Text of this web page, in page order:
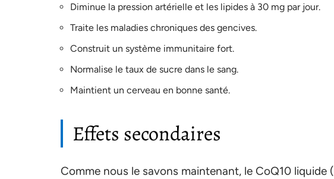
Diminue la pression artérielle et les lipides à 30 mg par jour.
Traite les maladies chroniques des gencives.
Construit un système immunitaire fort.
Normalise le taux de sucre dans le sang.
Maintient un cerveau en bonne santé.
Effets secondaires
Comme nous le savons maintenant, le CoQ10 liquide (